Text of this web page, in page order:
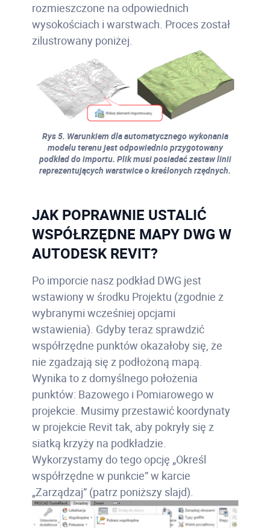
rozmieszczone na odpowiednich
wysokościach i warstwach. Proces został
zilustrowany poniżej.
Rys 5. Warunkiem dla automatycznego wykonania
modelu terenu jest odpowiednio przygotowany
podkład do importu. Plik musi posiadać zestaw linii
reprezentujących warstwice o kreślonych rzędnych.
JAK POPRAWNIE USTALIĆ
WSPÓŁRZĘDNE MAPY DWG W
AUTODESK REVIT?
Po imporcie nasz podkład DWG jest
wstawiony w środku Projektu (zgodnie z
wybranymi wcześniej opcjami
wstawienia). Gdyby teraz sprawdzić
współrzędne punktów okazałoby się, że
nie zgadzają się z podłożoną mapą.
Wynika to z domyślnego położenia
punktów: Bazowego i Pomiarowego w
projekcie. Musimy przestawić koordynaty
w projekcie Revit tak, aby pokryły się z
siatką krzyży na podkładzie.
Wykorzystamy do tego opcję „Określ
współrzędne w punkcie” w karcie
„Zarządzaj” (patrz poniższy slajd).